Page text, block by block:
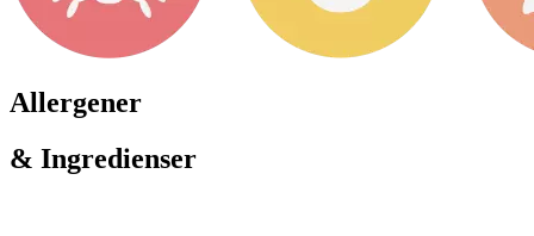
Allergener
& Ingredienser